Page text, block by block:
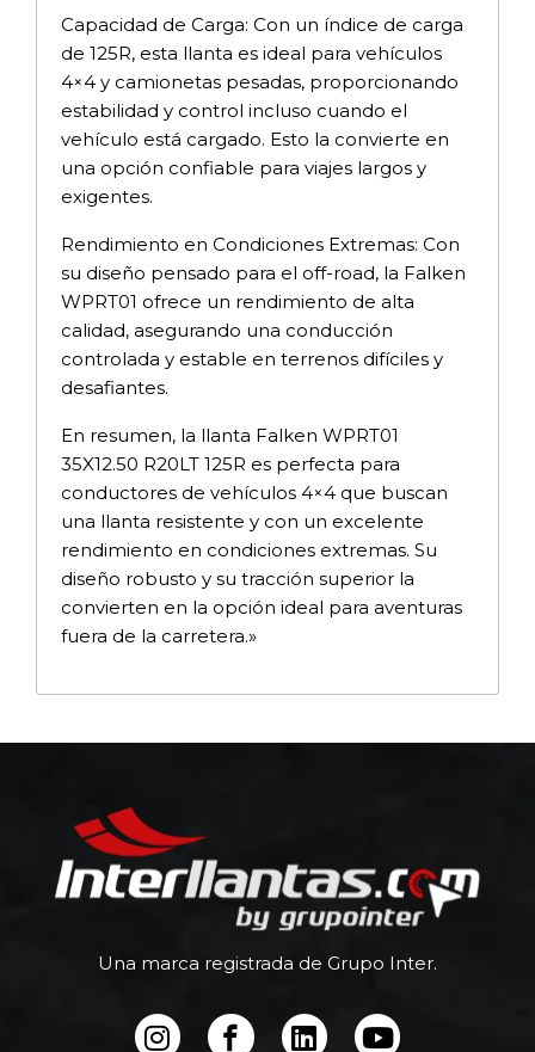
Capacidad de Carga: Con un índice de carga
de 125R, esta llanta es ideal para vehículos
4×4 y camionetas pesadas, proporcionando
estabilidad y control incluso cuando el
vehículo está cargado. Esto la convierte en
una opción confiable para viajes largos y
exigentes.
Rendimiento en Condiciones Extremas: Con
su diseño pensado para el off-road, la Falken
WPRT01 ofrece un rendimiento de alta
calidad, asegurando una conducción
controlada y estable en terrenos difíciles y
desafiantes.
En resumen, la llanta Falken WPRT01
35X12.50 R20LT 125R es perfecta para
conductores de vehículos 4×4 que buscan
una llanta resistente y con un excelente
rendimiento en condiciones extremas. Su
diseño robusto y su tracción superior la
convierten en la opción ideal para aventuras
fuera de la carretera.»
Una marca registrada de Grupo Inter.